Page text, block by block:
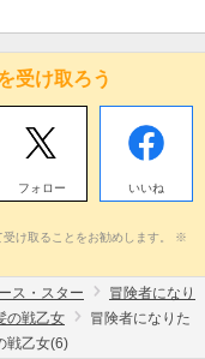
受け取ろう
フォロー いいね
け取ることをお勧めします。 ※
ス・スター
冒険者になり
の戦乙女
冒険者になりた
戦乙女(6)